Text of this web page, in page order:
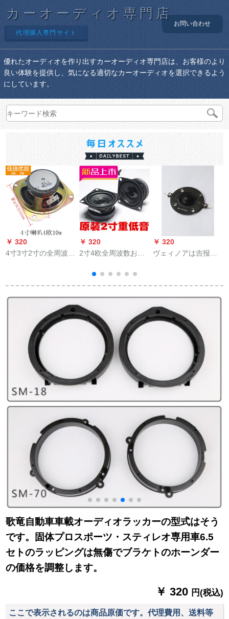
カーオーディオ専門店
代理購入専門サイト
お問い合わせ
優れたオーディオを作り出すカーオーディオ専門店は、お客様のより
良い体験を提供し、気になる適切なカーオーディオを選択できるよう
にしています。
￥ 320
4寸3寸2寸の全周波数
Wワピカラッピング4
寸4欧10ワイト
￥ 320
2寸4欧全周波数おも
HIFIMINI音响重低音
ホーンピカー3 W 5瓦
SN 6189家庭用4寸3
寸2寸黒
￥ 320
ヴェィノアは吉报ヒ
ます。熱がありま
す。4寸のソプラノス
カーのボーレートQA-
1021 X 2102 F 2102
Xボーエール。
歌竜自動車車載オーディオラッカーの型式はそう
です。固体プロスポーツ・スティレオ専用車6.5
セトのラッピングは無傷でブラケトのホーンダー
の価格を調整します。
￥ 320 円(税込)
ここで表示されるのは商品原価です。代理費用、送料等